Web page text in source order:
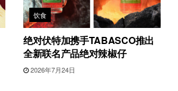
饮食
绝对伏特加携手TABASCO推出
全新联名产品绝对辣椒仔
2026年7月24日